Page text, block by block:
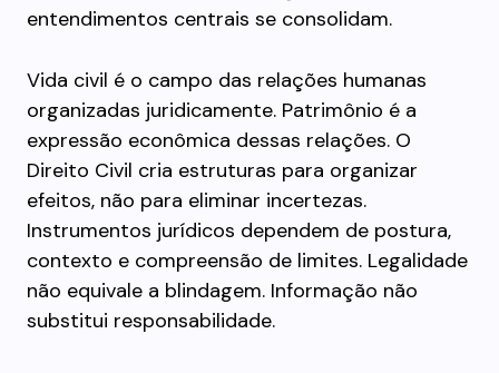
entendimentos centrais se consolidam.
Vida civil é o campo das relações humanas
organizadas juridicamente. Patrimônio é a
expressão econômica dessas relações. O
Direito Civil cria estruturas para organizar
efeitos, não para eliminar incertezas.
Instrumentos jurídicos dependem de postura,
contexto e compreensão de limites. Legalidade
não equivale a blindagem. Informação não
substitui responsabilidade.